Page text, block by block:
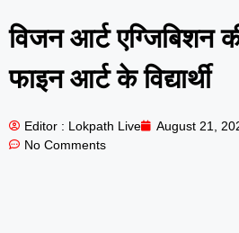
विजन आर्ट एग्जिबिशन
फाइन आर्ट के विद्यार्थी
Editor : Lokpath Live August 21,
No Comments